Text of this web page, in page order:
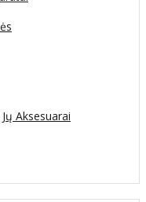
Aksesuarai